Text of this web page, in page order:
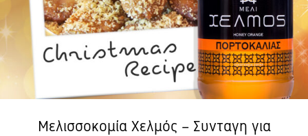
Μελισσοκομία Χελμός – Συνταγη για